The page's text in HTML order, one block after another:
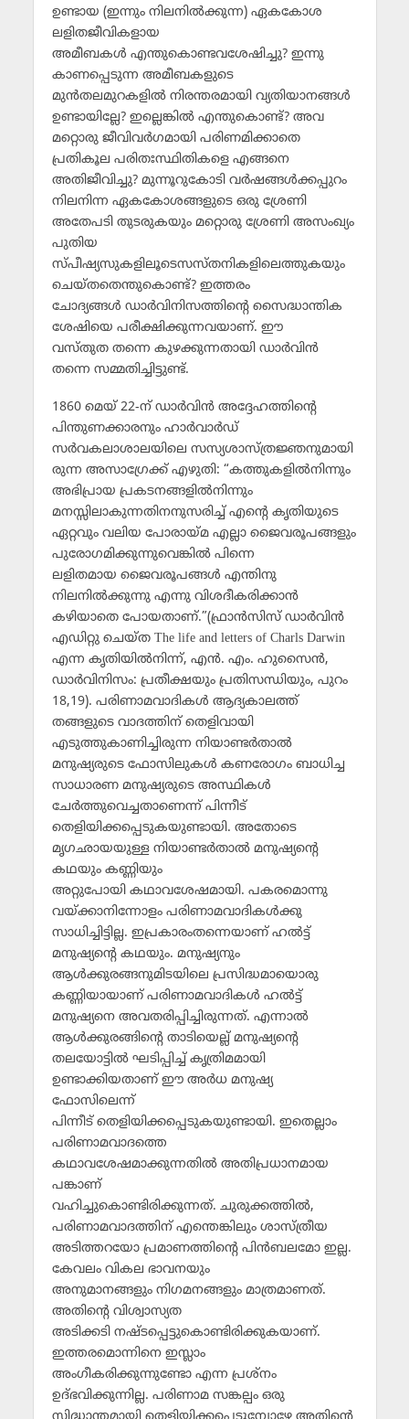
ഉണ്ടായ (ഇന്നും നിലനില്‍ക്കുന്ന) ഏകകോശ
ലളിതജീവികളായ
അമീബകള്‍ എന്തുകൊണ്ടവശേഷിച്ചു? ഇന്നു
കാണപ്പെടുന്ന അമീബകളുടെ
മുന്‍തലമുറകളില്‍ നിരന്തരമായി വ്യതിയാനങ്ങള്‍
ഉണ്ടായില്ലേ? ഇല്ലെങ്കില്‍ എന്തുകൊണ്ട്? അവ
മറ്റൊരു ജീവിവര്‍ഗമായി പരിണമിക്കാതെ
പ്രതികൂല പരിതഃസ്ഥിതികളെ എങ്ങനെ
അതിജീവിച്ചു? മുന്നൂറുകോടി വര്‍ഷങ്ങള്‍ക്കപ്പുറം
നിലനിന്ന ഏകകോശങ്ങളുടെ ഒരു ശ്രേണി
അതേപടി തുടരുകയും മറ്റൊരു ശ്രേണി അസംഖ്യം
പുതിയ
സ്പീഷ്യസുകളിലൂടെസസ്തനികളിലെത്തുകയും
ചെയ്തതെന്തുകൊണ്ട്? ഇത്തരം
ചോദ്യങ്ങള്‍ ഡാര്‍വിനിസത്തിന്റെ സൈദ്ധാന്തിക
ശേഷിയെ പരീക്ഷിക്കുന്നവയാണ്. ഈ
വസ്തുത തന്നെ കുഴക്കുന്നതായി ഡാര്‍വിന്‍
തന്നെ സമ്മതിച്ചിട്ടുണ്ട്.
1860 മെയ് 22-ന് ഡാര്‍വിന്‍ അദ്ദേഹത്തിന്റെ
പിന്തുണക്കാരനും ഹാര്‍വാര്‍ഡ്
സര്‍വകലാശാലയിലെ സസ്യശാസ്ത്രജ്ഞനുമായി
രുന്ന അസാഗ്രേക്ക് എഴുതി: “കത്തുകളില്‍നിന്നും
അഭിപ്രായ പ്രകടനങ്ങളില്‍നിന്നും
മനസ്സിലാകുന്നതിനനുസരിച്ച് എന്റെ കൃതിയുടെ
ഏറ്റവും വലിയ പോരായ്മ എല്ലാ ജൈവരൂപങ്ങളും
പുരോഗമിക്കുന്നുവെങ്കില്‍ പിന്നെ
ലളിതമായ ജൈവരൂപങ്ങള്‍ എന്തിനു
നിലനില്‍ക്കുന്നു എന്നു വിശദീകരിക്കാന്‍
കഴിയാതെ പോയതാണ്.”(ഫ്രാന്‍സിസ് ഡാര്‍വിന്‍
എഡിറ്റു ചെയ്ത The life and letters of Charls Darwin
എന്ന കൃതിയില്‍നിന്ന്, എന്‍. എം. ഹുസൈന്‍,
ഡാര്‍വിനിസം: പ്രതീക്ഷയും പ്രതിസന്ധിയും, പുറം
18,19). പരിണാമവാദികള്‍ ആദ്യകാലത്ത്
തങ്ങളുടെ വാദത്തിന് തെളിവായി
എടുത്തുകാണിച്ചിരുന്ന നിയാണ്ടര്‍താല്‍
മനുഷ്യരുടെ ഫോസിലുകള്‍ കണരോഗം ബാധിച്ച
സാധാരണ മനുഷ്യരുടെ അസ്ഥികള്‍
ചേര്‍ത്തുവെച്ചതാണെന്ന് പിന്നീട്
തെളിയിക്കപ്പെടുകയുണ്ടായി. അതോടെ
മൃഗഛായയുള്ള നിയാണ്ടര്‍താല്‍ മനുഷ്യന്റെ
കഥയും കണ്ണിയും
അറ്റുപോയി കഥാവശേഷമായി. പകരമൊന്നു
വയ്ക്കാനിന്നോളം പരിണാമവാദികള്‍ക്കു
സാധിച്ചിട്ടില്ല. ഇപ്രകാരംതന്നെയാണ് ഹല്‍ട്ട്
മനുഷ്യന്റെ കഥയും. മനുഷ്യനും
ആള്‍ക്കുരങ്ങനുമിടയിലെ പ്രസിദ്ധമായൊരു
കണ്ണിയായാണ് പരിണാമവാദികള്‍ ഹല്‍ട്ട്
മനുഷ്യനെ അവതരിപ്പിച്ചിരുന്നത്. എന്നാല്‍
ആള്‍ക്കുരങ്ങിന്റെ താടിയെല്ല് മനുഷ്യന്റെ
തലയോട്ടില്‍ ഘടിപ്പിച്ച് കൃത്രിമമായി
ഉണ്ടാക്കിയതാണ് ഈ അര്‍ധ മനുഷ്യ
ഫോസിലെന്ന്
പിന്നീട് തെളിയിക്കപ്പെടുകയുണ്ടായി. ഇതെല്ലാം
പരിണാമവാദത്തെ
കഥാവശേഷമാക്കുന്നതില്‍ അതിപ്രധാനമായ
പങ്കാണ്
വഹിച്ചുകൊണ്ടിരിക്കുന്നത്. ചുരുക്കത്തില്‍,
പരിണാമവാദത്തിന് എന്തെങ്കിലും ശാസ്ത്രീയ
അടിത്തറയോ പ്രമാണത്തിന്റെ പിന്‍ബലമോ ഇല്ല.
കേവലം വികല ഭാവനയും
അനുമാനങ്ങളും നിഗമനങ്ങളും മാത്രമാണത്.
അതിന്റെ വിശ്വാസ്യത
അടിക്കടി നഷ്ടപ്പെട്ടുകൊണ്ടിരിക്കുകയാണ്.
ഇത്തരമൊന്നിനെ ഇസ്ലാം
അംഗീകരിക്കുന്നുണ്ടോ എന്ന പ്രശ്നം
ഉദ്ഭവിക്കുന്നില്ല. പരിണാമ സങ്കല്പം ഒരു